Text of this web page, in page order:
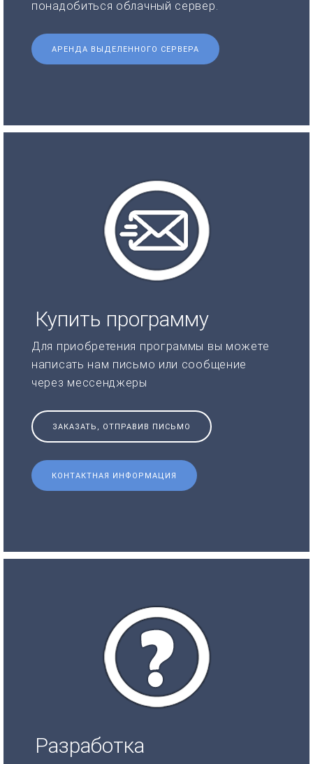
понадобиться облачный сервер.
АРЕНДА ВЫДЕЛЕННОГО СЕРВЕРА
Купить программу
Для приобретения программы вы можете
написать нам письмо или сообщение
через мессенджеры
ЗАКАЗАТЬ, ОТПРАВИВ ПИСЬМО
КОНТАКТНАЯ ИНФОРМАЦИЯ
Разработка